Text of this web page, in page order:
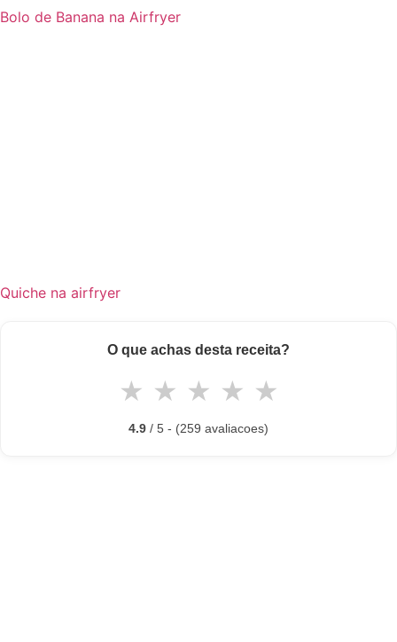
Bolo de Banana na Airfryer
Quiche na airfryer
O que achas desta receita?
★ ★ ★ ★ ★
4.9 / 5 - (259 avaliacoes)